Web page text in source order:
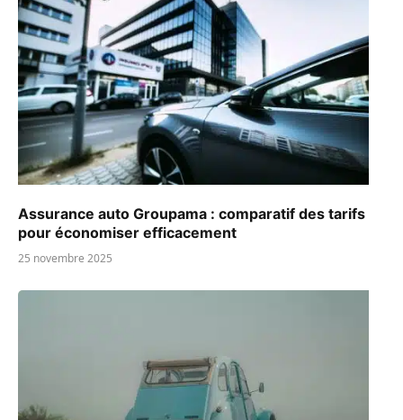
Assurance auto Groupama : comparatif des tarifs
pour économiser efficacement
25 novembre 2025